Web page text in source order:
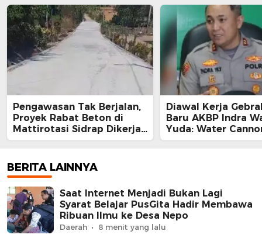
Pengawasan Tak Berjalan,
Proyek Rabat Beton di
Mattirotasi Sidrap Dikerja
Asal Jadi dan Kualitas
Diawal Kerja
Baru AKBP Indra
Yuda: Water
Sidrap Disiapkan
BERITA LAINNYA
Saat Internet Menjadi Bukan Lagi
Syarat Belajar PusGita Hadir Membawa
Ribuan Ilmu ke Desa Nepo
Daerah 8 menit yang lalu